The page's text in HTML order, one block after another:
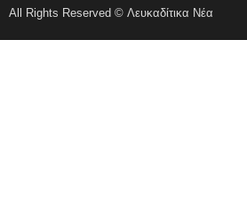
All Rights Reserved © Λευκαδίτικα Νέα